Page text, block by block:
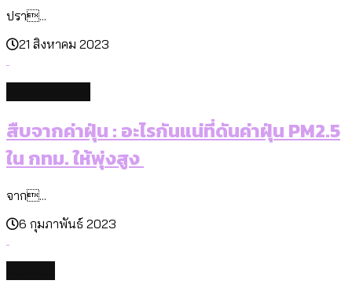
ปรา...
21 สิงหาคม 2023
สืบจากค่าฝุ่น : อะไรกันแน่ที่ดันค่าฝุ่น PM2.5
ใน กทม. ให้พุ่งสูง
จาก...
6 กุมภาพันธ์ 2023